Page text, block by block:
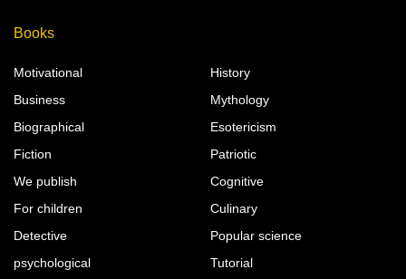
Books
Motivational
Business
Biographical
Fiction
We publish
For children
Detective
psychological
History
Mythology
Esotericism
Patriotic
Cognitive
Culinary
Popular science
Tutorial